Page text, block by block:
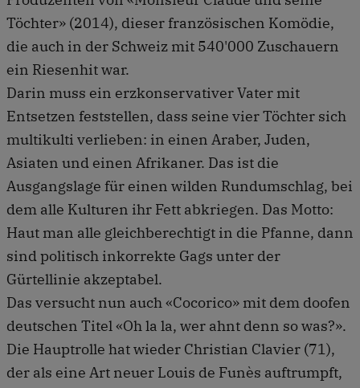
Töchter» (2014), dieser französischen Komödie,
die auch in der Schweiz mit 540'000 Zuschauern
ein Riesenhit war.
Darin muss ein erzkonservativer Vater mit
Entsetzen feststellen, dass seine vier Töchter sich
multikulti verlieben: in einen Araber, Juden,
Asiaten und einen Afrikaner. Das ist die
Ausgangslage für einen wilden Rundumschlag, bei
dem alle Kulturen ihr Fett abkriegen. Das Motto:
Haut man alle gleichberechtigt in die Pfanne, dann
sind politisch inkorrekte Gags unter der
Gürtellinie akzeptabel.
Das versucht nun auch «Cocorico» mit dem doofen
deutschen Titel «Oh la la, wer ahnt denn so was?».
Die Hauptrolle hat wieder Christian Clavier (71),
der als eine Art neuer Louis de Funès auftrumpft,